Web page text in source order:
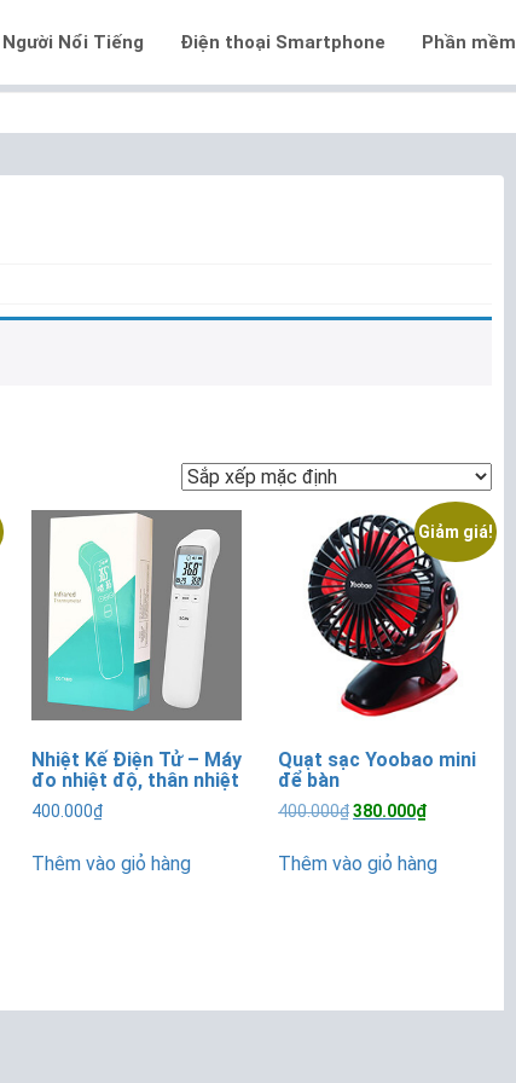
Người Nổi Tiếng Điện thoại Smartphone Phần mềm
Nhiệt Kế Điện Tử – Máy
đo nhiệt độ, thân nhiệt
400.000₫
Thêm vào giỏ hàng
Giảm giá!
Quạt sạc Yoobao mini
để bàn
400.000₫Giá
là:
400.000₫.
380.000₫Giá
tại
là:
Thêm vào giỏ hàng